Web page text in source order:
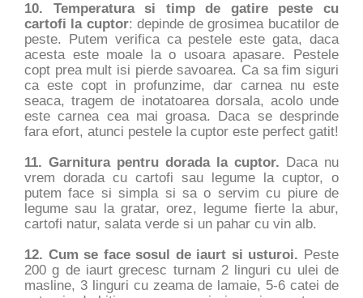
10. Temperatura si timp de gatire peste cu
cartofi la cuptor: depinde de grosimea bucatilor de
peste. Putem verifica ca pestele este gata, daca
acesta este moale la o usoara apasare. Pestele
copt prea mult isi pierde savoarea. Ca sa fim siguri
ca este copt in profunzime, dar carnea nu este
seaca, tragem de inotatoarea dorsala, acolo unde
este carnea cea mai groasa. Daca se desprinde
fara efort, atunci pestele la cuptor este perfect gatit!
11. Garnitura pentru dorada la cuptor. Daca nu
vrem dorada cu cartofi sau legume la cuptor, o
putem face si simpla si sa o servim cu piure de
legume sau la gratar, orez, legume fierte la abur,
cartofi natur, salata verde si un pahar cu vin alb.
12. Cum se face sosul de iaurt si usturoi. Peste
200 g de iaurt grecesc turnam 2 linguri cu ulei de
masline, 3 linguri cu zeama de lamaie, 5-6 catei de